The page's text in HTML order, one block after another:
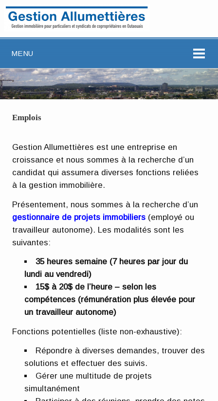
MENU
Emplois
Gestion Allumettières est une entreprise en
croissance et nous sommes à la recherche d’un
candidat qui assumera diverses fonctions reliées
à la gestion immobilière.
Présentement, nous sommes à la recherche d’un
gestionnaire de projets immobiliers (employé ou
travailleur autonome). Les modalités sont les
suivantes:
35 heures semaine (7 heures par jour du
lundi au vendredi)
15$ à 20$ de l’heure – selon les
compétences (rémunération plus élevée pour
un travailleur autonome)
Fonctions potentielles (liste non-exhaustive):
Répondre à diverses demandes, trouver des
solutions et effectuer des suivis.
Gérer une multitude de projets
simultanément